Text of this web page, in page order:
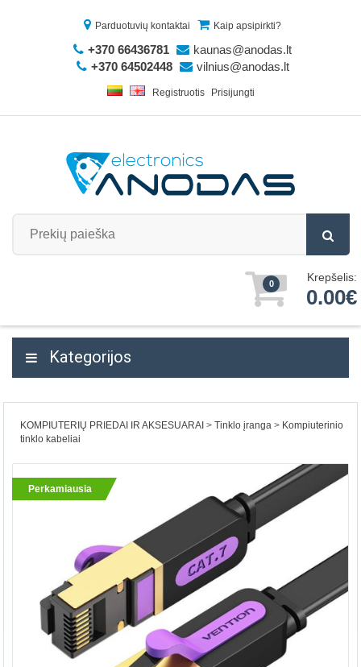
Parduotuvių kontaktai Kaip apsipirkti?
+370 66436781
kaunas@anodas.lt
+370 64502448
vilnius@anodas.lt
Registruotis Prisijungti
0 Krepšelis:
0.00€
Kategorijos
KOMPIUTERIŲ PRIEDAI IR AKSESUARAI Tinklo įranga
Kompiuterinio
tinklo kabeliai
Perkamiausia